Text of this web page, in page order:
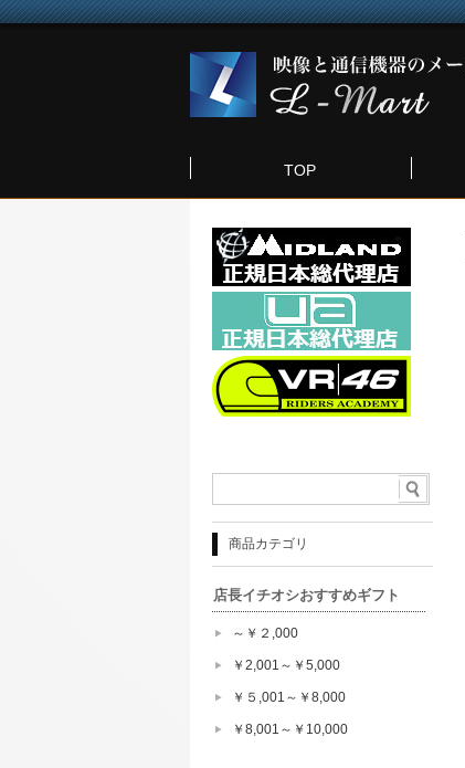
TOP
商品カテゴリ
店長イチオシおすすめギフト
～￥２,000
￥2,001～￥5,000
￥５,001～￥8,000
￥8,001～￥10,000